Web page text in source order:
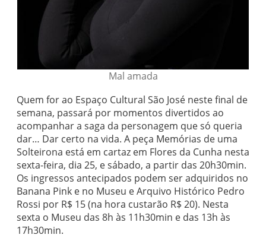
Mal amada
Quem for ao Espaço Cultural São José neste final de
semana, passará por momentos divertidos ao
acompanhar a saga da personagem que só queria
dar… Dar certo na vida. A peça Memórias de uma
Solteirona está em cartaz em Flores da Cunha nesta
sexta-feira, dia 25, e sábado, a partir das 20h30min.
Os ingressos antecipados podem ser adquiridos no
Banana Pink e no Museu e Arquivo Histórico Pedro
Rossi por R$ 15 (na hora custarão R$ 20). Nesta
sexta o Museu das 8h às 11h30min e das 13h às
17h30min.